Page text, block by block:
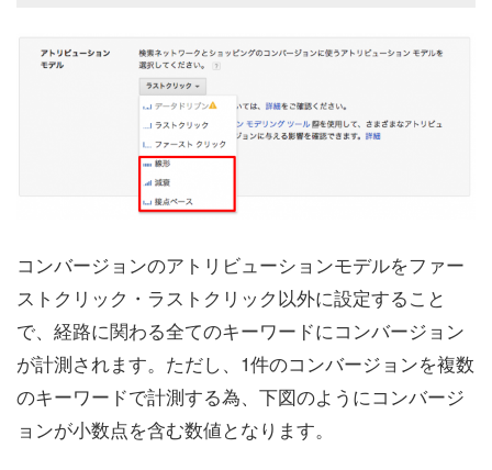
コンバージョンのアトリビューションモデルをファー
ストクリック・ラストクリック以外に設定すること
で、経路に関わる全てのキーワードにコンバージョン
が計測されます。ただし、1件のコンバージョンを複数
のキーワードで計測する為、下図のようにコンバージ
ョンが小数点を含む数値となります。